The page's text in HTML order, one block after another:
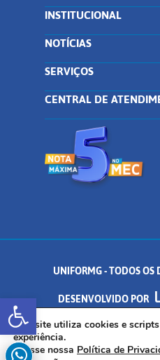
Abrir a barra de
INSTITUCIONAL
NOTÍCIAS
SERVIÇOS
CENTRAL DE
UNIFORMG - TODOS OS
DESENVOLVIDO POR
AV. DR. ARNALDO DE SENNA, 328
Este site utiliza cookies e
experiência.
Acesse nossa Política de